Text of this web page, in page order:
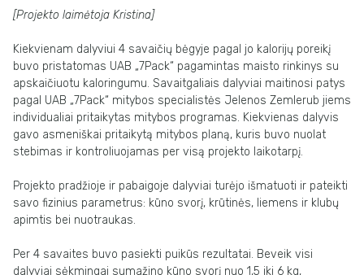
[Projekto laimėtoja Kristina]
Kiekvienam dalyviui 4 savaičių bėgyje pagal jo kalorijų poreikį
buvo pristatomas UAB „7Pack“ pagamintas maisto rinkinys su
apskaičiuotu kaloringumu. Savaitgaliais dalyviai maitinosi patys
pagal UAB „7Pack“ mitybos specialistės Jelenos Zemlerub jiems
individualiai pritaikytas mitybos programas. Kiekvienas dalyvis
gavo asmeniškai pritaikytą mitybos planą, kuris buvo nuolat
stebimas ir kontroliuojamas per visą projekto laikotarpį.
Projekto pradžioje ir pabaigoje dalyviai turėjo išmatuoti ir pateikti
savo fizinius parametrus: kūno svorį, krūtinės, liemens ir klubų
apimtis bei nuotraukas.
Per 4 savaites buvo pasiekti puikūs rezultatai. Beveik visi
dalyviai sėkmingai sumažino kūno svorį nuo 1,5 iki 6 kg,